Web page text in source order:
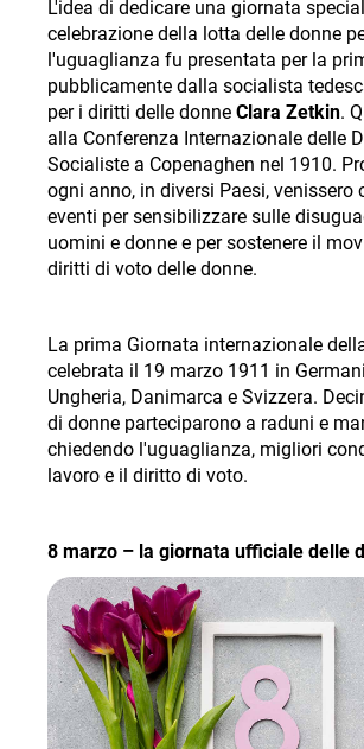
L'idea di dedicare una giornata
celebrazione della lotta delle donne
l'uguaglianza fu presentata per la
pubblicamente dalla socialista
per i diritti delle donne Clara Zetkin.
alla Conferenza Internazionale delle
Socialiste a Copenaghen nel 1910.
ogni anno, in diversi Paesi, venissero
eventi per sensibilizzare sulle
uomini e donne e per sostenere il
diritti di voto delle donne.
La prima Giornata internazionale
celebrata il 19 marzo 1911 in
Ungheria, Danimarca e Svizzera.
di donne parteciparono a raduni e
chiedendo l'uguaglianza, migliori
lavoro e il diritto di voto.
8 marzo – la giornata ufficiale delle